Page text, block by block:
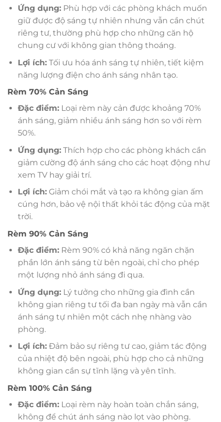
Ứng dụng:Phù hợp với các phòng khách muốn
giữ được độ sáng tự nhiên nhưng vẫn cần chút
riêng tư, thường phù hợp cho những căn hộ
chung cư với không gian thông thoáng.
Lợi ích:Tối ưu hóa ánh sáng tự nhiên, tiết kiệm
năng lượng điện cho ánh sáng nhân tạo.
Rèm 70% Cản Sáng
Đặc điểm:Loại rèm này cản được khoảng 70%
ánh sáng, giảm nhiều ánh sáng hơn so với rèm
50%.
Ứng dụng:Thích hợp cho các phòng khách cần
giảm cường độ ánh sáng cho các hoạt động như
xem TV hay giải trí.
Lợi ích:Giảm chói mắt và tạo ra không gian ấm
cúng hơn, bảo vệ nội thất khỏi tác động của mặt
trời.
Rèm 90% Cản Sáng
Đặc điểm:Rèm 90% có khả năng ngăn chặn
phần lớn ánh sáng từ bên ngoài, chỉ cho phép
một lượng nhỏ ánh sáng đi qua.
Ứng dụng:Lý tưởng cho những gia đình cần
không gian riêng tư tối đa ban ngày mà vẫn cần
ánh sáng tự nhiên một cách nhẹ nhàng vào
phòng.
Lợi ích:Đảm bảo sự riêng tư cao, giảm tác động
của nhiệt độ bên ngoài, phù hợp cho cả những
không gian cần sự tĩnh lặng và yên tĩnh.
Rèm 100% Cản Sáng
Đặc điểm:Loại rèm này hoàn toàn chắn sáng,
không để chút ánh sáng nào lọt vào phòng.